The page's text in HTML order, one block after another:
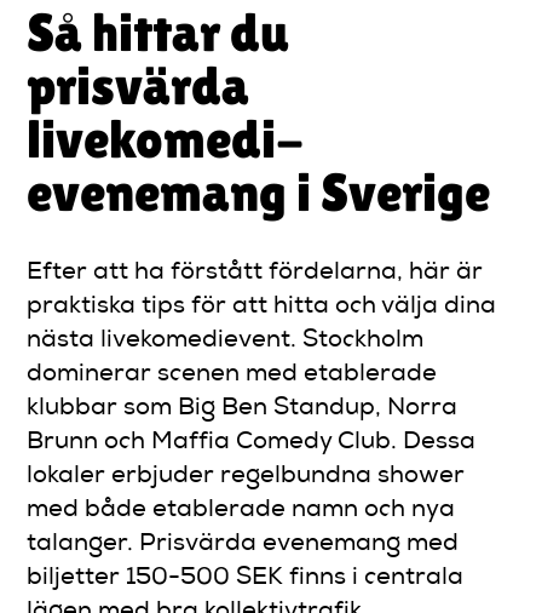
Så hittar du
prisvärda
livekomedi-
evenemang i Sverige
Efter att ha förstått fördelarna, här är
praktiska tips för att hitta och välja dina
nästa livekomedievent. Stockholm
dominerar scenen med etablerade
klubbar som Big Ben Standup, Norra
Brunn och Maffia Comedy Club. Dessa
lokaler erbjuder regelbundna shower
med både etablerade namn och nya
talanger. Prisvärda evenemang med
biljetter 150-500 SEK finns i centrala